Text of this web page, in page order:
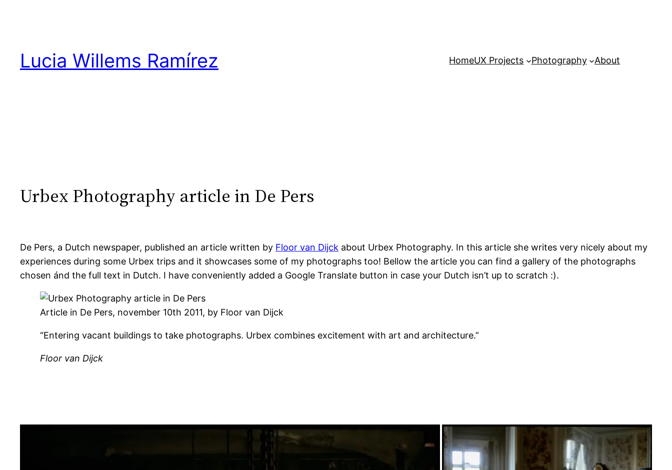
Lucia Willems Ramírez HomeUX Projects Photography About
Urbex Photography article in De Pers
De Pers, a Dutch newspaper, published an article written by Floor van Dijck about Urbex Photography. In this article she writes very nicely about my
experiences during some Urbex trips and it showcases some of my photographs too! Bellow the article you can find a gallery of the photographs
chosen ánd the full text in Dutch. I have conveniently added a Google Translate button in case your Dutch isn’t up to scratch :).
Article in De Pers, november 10th 2011, by Floor van Dijck
“Entering vacant buildings to take photographs. Urbex combines excitement with art and architecture.”
Floor van Dijck